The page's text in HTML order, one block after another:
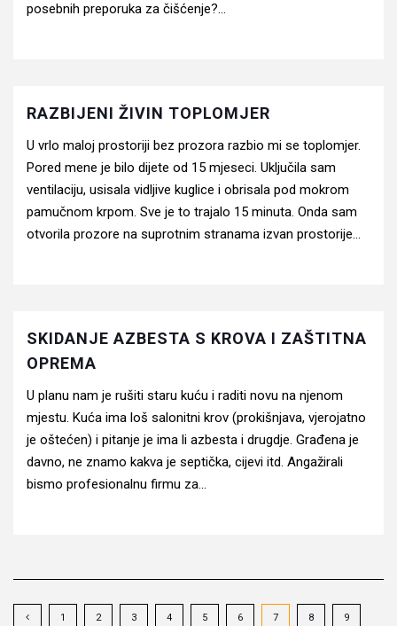
posebnih preporuka za čišćenje?...
RAZBIJENI ŽIVIN TOPLOMJER
U vrlo maloj prostoriji bez prozora razbio mi se toplomjer.
Pored mene je bilo dijete od 15 mjeseci. Uključila sam
ventilaciju, usisala vidljive kuglice i obrisala pod mokrom
pamučnom krpom. Sve je to trajalo 15 minuta. Onda sam
otvorila prozore na suprotnim stranama izvan prostorije...
SKIDANJE AZBESTA S KROVA I ZAŠTITNA
OPREMA
U planu nam je rušiti staru kuću i raditi novu na njenom
mjestu. Kuća ima loš salonitni krov (prokišnjava, vjerojatno
je oštećen) i pitanje je ima li azbesta i drugdje. Građena je
davno, ne znamo kakva je septička, cijevi itd. Angažirali
bismo profesionalnu firmu za...
1 2 3 4 5 6 7 8 9